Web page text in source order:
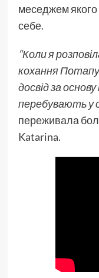
меседжем
себе.
“Коли я
кохання
досвід за
перебувають у
переживала
Katarina.